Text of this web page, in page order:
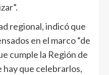
regional, indicó que
en el marco “de
cumple la Región de
hay que celebrarlos,